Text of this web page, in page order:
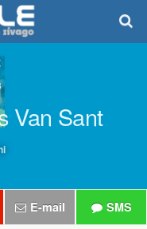
Van Sant
E-mail SMS